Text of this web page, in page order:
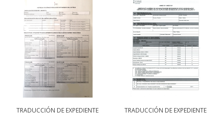
TRADUCCIÓN DE EXPEDIENTE TRADUCCIÓN DE EXPEDIENTE